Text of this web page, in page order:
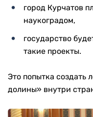
город Курчатов
наукоградом,
государство
такие проекты.
Это попытка создать
долины» внутри